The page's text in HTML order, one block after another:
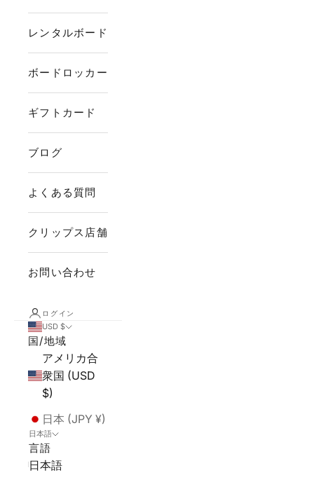
レンタルボード
ボードロッカー
ギフトカード
ブログ
よくある質問
クリップス店舗
お問い合わせ
ログイン
USD $
国/地域
アメリカ合
衆国 (USD
$)
日本 (JPY ¥)
日本語
言語
日本語